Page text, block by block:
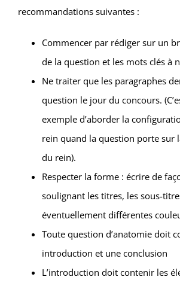
recommandations suivantes :
Commencer par rédiger sur un
de la question et les mots clés à
Ne traiter que les paragraphes
question le jour du concours.
exemple d’aborder la
rein quand la question porte sur
du rein).
Respecter la forme : écrire de
soulignant les titres, les sous-
éventuellement différentes
Toute question d’anatomie doit
introduction et une conclusion
L’introduction doit contenir les